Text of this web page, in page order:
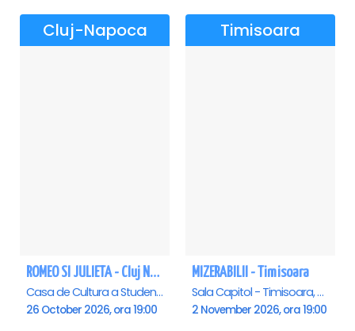
Cluj-Napoca
ROMEO SI JULIETA - Cluj Napoca
Casa de Cultura a Studentilor Dumitru Farcas, Cluj-Napoca
26 October 2026, ora 19:00
Timisoara
MIZERABILII - Timisoara
Sala Capitol - Timisoara, Timisoara
2 November 2026, ora 19:00